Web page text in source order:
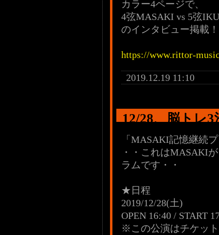
カラー4ページで、
4弦MASAKI vs 5弦
のインタビュー掲載！
https://www.rittor-
2019.12.19 11:10
12/28、脳トレ3
「MASAKI記憶継続
・・これはMASAKI
ラムです・・
★日程
2019/12/28(土)
OPEN 16:40 / START
※この公演はチケッ